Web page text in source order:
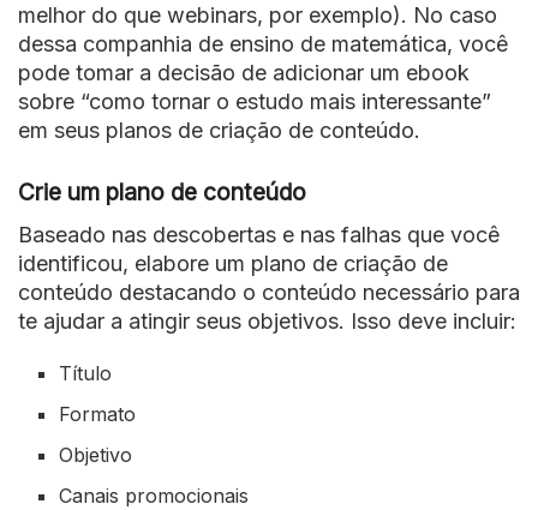
melhor do que webinars, por exemplo). No caso
dessa companhia de ensino de matemática, você
pode tomar a decisão de adicionar um ebook
sobre “como tornar o estudo mais interessante”
em seus planos de criação de conteúdo.
Crie um plano de conteúdo
Baseado nas descobertas e nas falhas que você
identificou, elabore um plano de criação de
conteúdo destacando o conteúdo necessário para
te ajudar a atingir seus objetivos. Isso deve incluir:
Título
Formato
Objetivo
Canais promocionais